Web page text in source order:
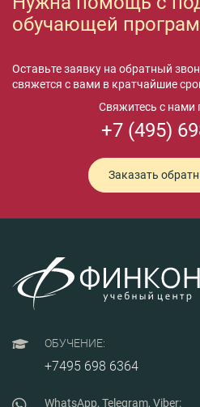
обучающей
Оставьте заявку на обратный
свяжется с вами в кратчайшие
Свяжитесь с нами
+7 (495)
Заказать
ОБУЧЕНИЕ:
+7495 698 6364
WhatsApp, Telegram, Viber: